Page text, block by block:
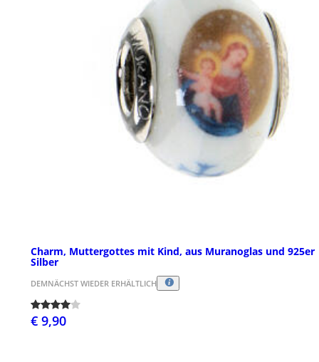
Charm, Muttergottes mit Kind, aus Muranoglas und 925er
Silber
DEMNÄCHST WIEDER ERHÄLTLICH
€ 9,90